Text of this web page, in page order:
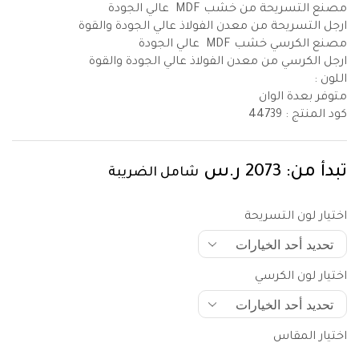
مصنع التسريحة من خشب MDF عالي الجودة
ارجل التسريحة من معدن الفولاذ عالي الجودة والقوة
مصنع الكرسي خشب MDF عالي الجودة
ارجل الكرسي من معدن الفولاذ عالي الجودة والقوة
اللون :
متوفر بعدة الوان
كود المنتج : 44739
تبدأ من: 2073 ر.س شامل الضريبة
اختيار لون التسريحة
اختيار لون الكرسي
اختيار المقاس